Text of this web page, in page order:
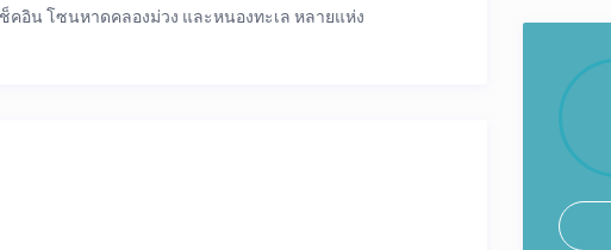
คอิน โซนหาดคลองม่วง และหนองทะเล หลายแห่ง